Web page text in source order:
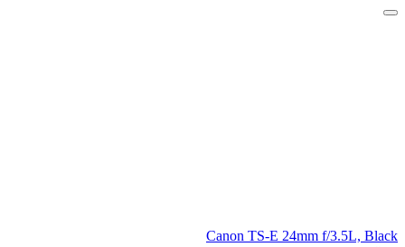
Canon TS-E 24mm f/3.5L, Black